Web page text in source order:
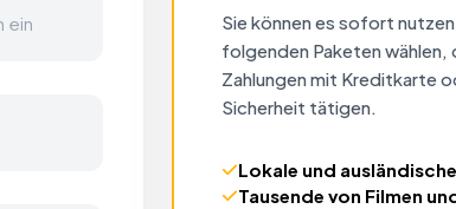
Sie können es sofort
folgenden Paketen wählen,
Zahlungen mit Kreditkarte
Sicherheit tätigen.
Lokale und ausländische
Tausende von Filmen